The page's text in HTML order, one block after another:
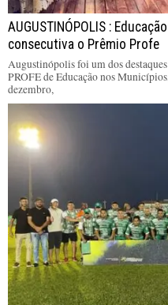
AUGUSTINÓPOLIS :
consecutiva o Prêmio Profe
Augustinópolis foi um dos
PROFE de Educação nos
dezembro,